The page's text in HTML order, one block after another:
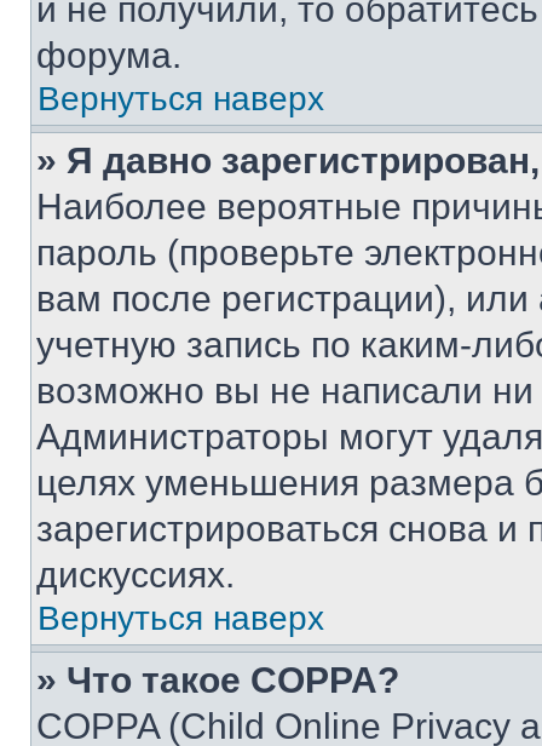
и не получили, то
форума.
Вернуться наверх
» Я давно
Наиболее вероятные
пароль (проверьте
вам после регистрации),
учетную запись по каким-
возможно вы не написали
Администраторы могут
целях уменьшения размера
зарегистрироваться снова и
дискуссиях.
Вернуться наверх
» Что такое COPPA?
COPPA (Child Online Privacy